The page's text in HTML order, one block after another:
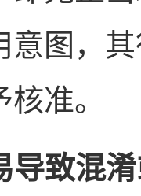
意图，
准。
导致混